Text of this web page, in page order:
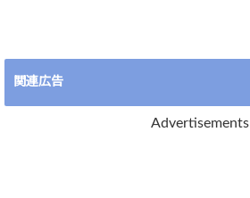
関連広告
Advertisements